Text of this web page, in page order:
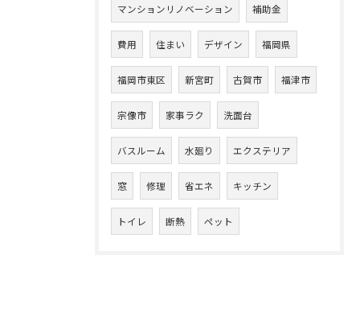
マンションリノベーション 補助金
費用 住まい デザイン 福岡県
福岡市東区 新宮町 古賀市 福津市
宗像市 家事ラク 洗面台
バスルーム 水廻り エクステリア
窓 修理 省エネ キッチン
トイレ 断熱 ペット